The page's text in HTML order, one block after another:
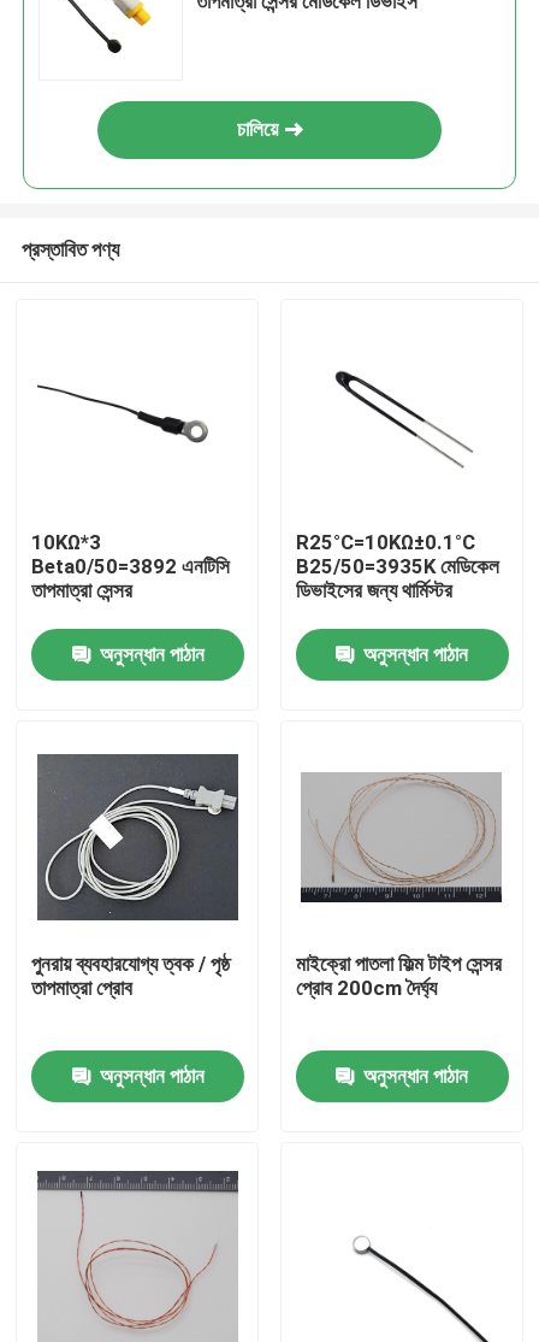
VR প্রদর্শন
আমাদের সম্পর্কে
যোগাযোগ করুন
মেডিকেল তাপমাত্রা সেন্সর
সারফেস মাউন্ট তাপমাত্রা সেন্সর
এনটিসি তাপমাত্রা সেন্সর
চালিয়ে
প্রস্তাবিত পণ্য
10KΩ*3
Beta0/50=3892 এনটিসি
তাপমাত্রা সেন্সর
অনুসন্ধান পাঠান
R25°C=10KΩ±0.1°C
B25/50=3935K মেডিকেল
ডিভাইসের জন্য থার্মিস্টর
অনুসন্ধান পাঠান
পুনরায় ব্যবহারযোগ্য ত্বক / পৃষ্ঠ
তাপমাত্রা প্রোব
অনুসন্ধান পাঠান
মাইক্রো পাতলা ফিল্ম টাইপ সেন্সর
প্রোব 200cm দৈর্ঘ্য
অনুসন্ধান পাঠান